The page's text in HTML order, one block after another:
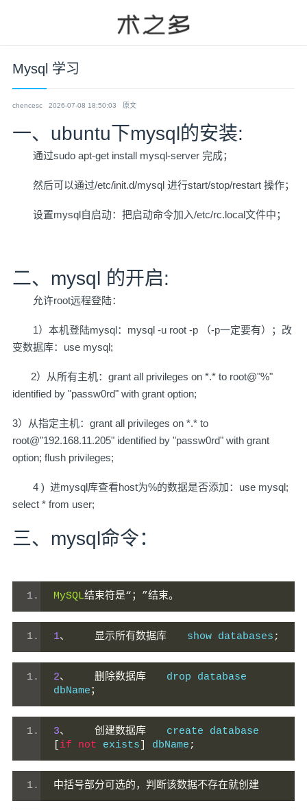
Mysql 学习
chencesc 2026-07-08 18:50:03 原文
一、ubuntu下mysql的安装:
通过sudo apt-get install mysql-server 完成；
然后可以通过/etc/init.d/mysql 进行start/stop/restart 操作；
设置mysql自启动：把启动命令加入/etc/rc.local文件中；
二、mysql 的开启:
允许root远程登陆：
1）本机登陆mysql：mysql -u root -p （-p一定要有）；改
变数据库：use mysql;
2）从所有主机：grant all privileges on *.* to root@"%"
identified by "passw0rd" with grant option;
3）从指定主机：grant all privileges on *.* to
root@"192.168.11.205" identified by "passw0rd" with grant
option; flush privileges;
4 ) 进mysql库查看host为%的数据是否添加：use mysql;
select * from user;
三、mysql命令：
MySQL结束符是“；”结束。
1、 显示所有数据库 show databases ;
2、 删除数据库 drop database
dbName；
3、 创建数据库
if not exists dbName ;
中括号部分可选的，判断该数据不存在就创建